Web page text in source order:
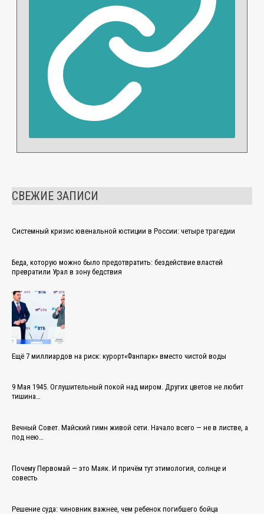
СВЕЖИЕ ЗАПИСИ
Системный кризис ювенальной юстиции в России: четыре трагедии
Беда, которую можно было предотвратить: бездействие властей
превратили Урал в зону бедствия
Ещё 7 миллиардов на риск: курорт«Фанпарк» вместо чистой воды
9 Мая 1945. Оглушительный покой над миром. Других цветов не любит
тишина…
Вечный Совет. Майский гимн живой сети. Начало всего — не в листве, а
под нею…
Почему Первомай — это Маяк. И причём тут этимология, солнце и
совесть
Решение суда: чиновник важнее, чем ребенок погибшего бойца